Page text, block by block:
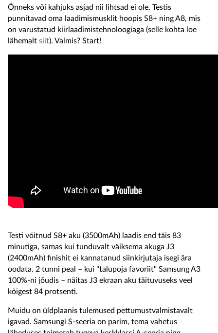
Õnneks või kahjuks asjad nii lihtsad ei ole. Testis
punnitavad oma laadimismusklit hoopis S8+ ning A8, mis
on varustatud kiirlaadimistehnoloogiaga (selle kohta loe
lähemalt siit). Valmis? Start!
Testi võitnud S8+ aku (3500mAh) laadis end täis 83
minutiga, samas kui tunduvalt väiksema akuga J3
(2400mAh) finishit ei kannatanud siinkirjutaja isegi ära
oodata. 2 tunni peal – kui "talupoja favoriit" Samsung A3
100%-ni jõudis – näitas J3 ekraan aku täituvuseks veel
kõigest 84 protsenti.
Muidu on üldplaanis tulemused pettumustvalmistavalt
igavad. Samsungi S-seeria on parim, tema vahetus